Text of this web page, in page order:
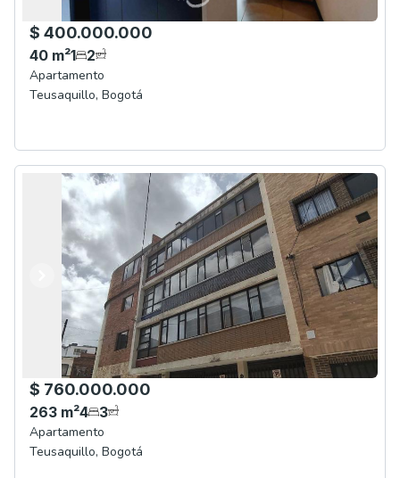
$ 400.000.000
40 m²1 2
Apartamento
Teusaquillo, Bogotá
Anterior
Siguiente
$ 760.000.000
263 m²4 3
Apartamento
Teusaquillo, Bogotá